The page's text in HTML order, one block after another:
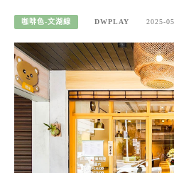
咖啡色-文湖線 DWPLAY 2025-